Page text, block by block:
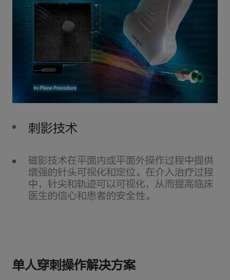
刺影技术
磁影技术在平面内或平面外操作过程中提供
增强的针头可视化和定位。在介入治疗过程
中，针尖和轨迹可以可视化，从而提高临床
医生的信心和患者的安全性。
单人穿刺操作解决方案